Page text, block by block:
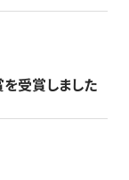
受賞しました